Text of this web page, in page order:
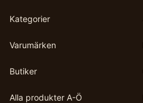
Kategorier
Varumärken
Butiker
Alla produkter A-Ö